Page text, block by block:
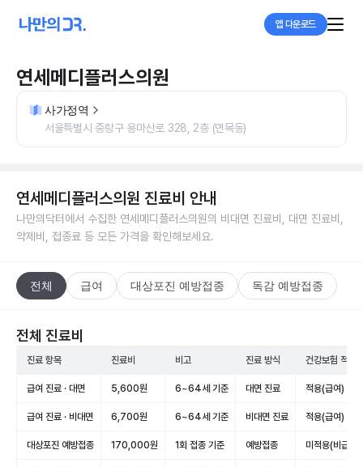
앱 다운로드
연세메디플러스의원
사가정역
서울특별시 중랑구 용마산로 328, 2층 (면목동)
연세메디플러스의원 진료비 안내
나만의닥터에서 수집한 연세메디플러스의원의 비대면 진료비, 대면 진료비,
약제비, 접종료 등 모든 가격을 확인해보세요.
전체 급여 대상포진 예방접종 독감 예방접종
전체 진료비
진료 항목 진료비 비고 진료 방식 건강보험 적용
급여 진료 · 대면 5,600원 6~64세 기준 대면 진료 적용(급여)
급여 진료 · 비대면 6,700원 6~64세 기준 비대면 진료 적용(급여)
대상포진 예방접종 170,000원 1회 접종 기준 예방접종 미적용(비급여)